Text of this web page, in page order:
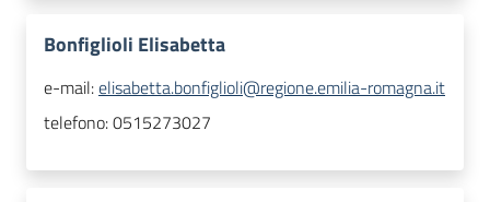
Bonfiglioli Elisabetta
e-mail:elisabetta.bonfiglioli@regione.emilia-romagna.it
telefono:0515273027